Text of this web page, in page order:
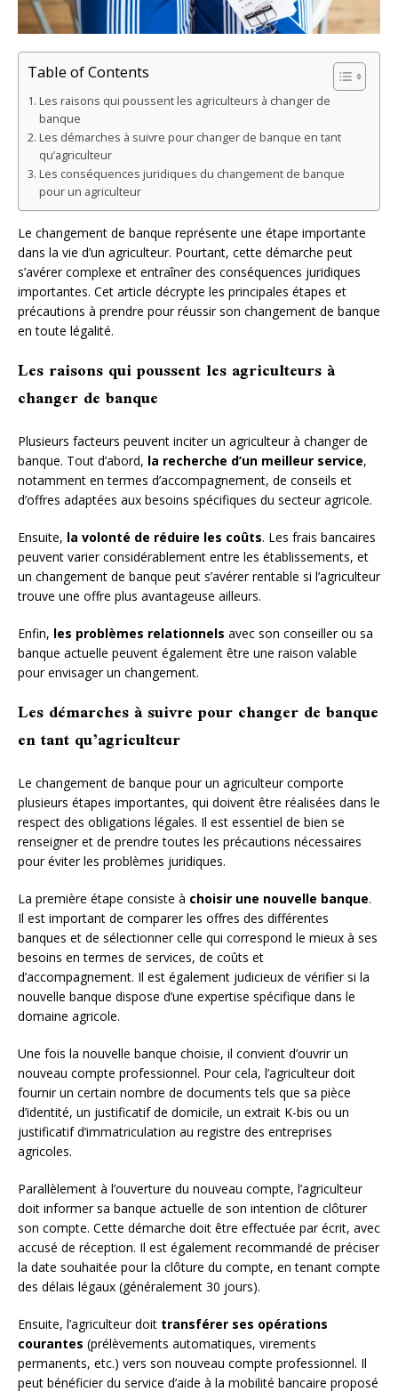
Table of Contents
Les raisons qui poussent les agriculteurs à changer de
banque
Les démarches à suivre pour changer de banque en tant
qu’agriculteur
Les conséquences juridiques du changement de banque
pour un agriculteur
Le changement de banque représente une étape importante
dans la vie d’un agriculteur. Pourtant, cette démarche peut
s’avérer complexe et entraîner des conséquences juridiques
importantes. Cet article décrypte les principales étapes et
précautions à prendre pour réussir son changement de banque
en toute légalité.
Les raisons qui poussent les agriculteurs à
changer de banque
Plusieurs facteurs peuvent inciter un agriculteur à changer de
banque. Tout d’abord, la recherche d’un meilleur service,
notamment en termes d’accompagnement, de conseils et
d’offres adaptées aux besoins spécifiques du secteur agricole.
Ensuite, la volonté de réduire les coûts. Les frais bancaires
peuvent varier considérablement entre les établissements, et
un changement de banque peut s’avérer rentable si l’agriculteur
trouve une offre plus avantageuse ailleurs.
Enfin, les problèmes relationnels avec son conseiller ou sa
banque actuelle peuvent également être une raison valable
pour envisager un changement.
Les démarches à suivre pour changer de banque
en tant qu’agriculteur
Le changement de banque pour un agriculteur comporte
plusieurs étapes importantes, qui doivent être réalisées dans le
respect des obligations légales. Il est essentiel de bien se
renseigner et de prendre toutes les précautions nécessaires
pour éviter les problèmes juridiques.
La première étape consiste à choisir une nouvelle banque.
Il est important de comparer les offres des différentes
banques et de sélectionner celle qui correspond le mieux à ses
besoins en termes de services, de coûts et
d’accompagnement. Il est également judicieux de vérifier si la
nouvelle banque dispose d’une expertise spécifique dans le
domaine agricole.
Une fois la nouvelle banque choisie, il convient d’ouvrir un
nouveau compte professionnel. Pour cela, l’agriculteur doit
fournir un certain nombre de documents tels que sa pièce
d’identité, un justificatif de domicile, un extrait K-bis ou un
justificatif d’immatriculation au registre des entreprises
agricoles.
Parallèlement à l’ouverture du nouveau compte, l’agriculteur
doit informer sa banque actuelle de son intention de clôturer
son compte. Cette démarche doit être effectuée par écrit, avec
accusé de réception. Il est également recommandé de préciser
la date souhaitée pour la clôture du compte, en tenant compte
des délais légaux (généralement 30 jours).
Ensuite, l’agriculteur doit transférer ses opérations
courantes (prélèvements automatiques, virements
permanents, etc.) vers son nouveau compte professionnel. Il
peut bénéficier du service d’aide à la mobilité bancaire proposé